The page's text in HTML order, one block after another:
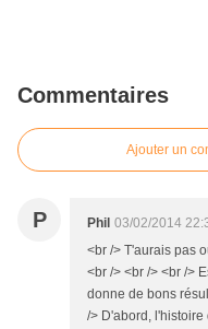
Commentaires
Ajouter un
P Phil 03/02/2014
<br /> T'aurais pas
<br /> <br /> <br />
donne de bons
/> D'abord,